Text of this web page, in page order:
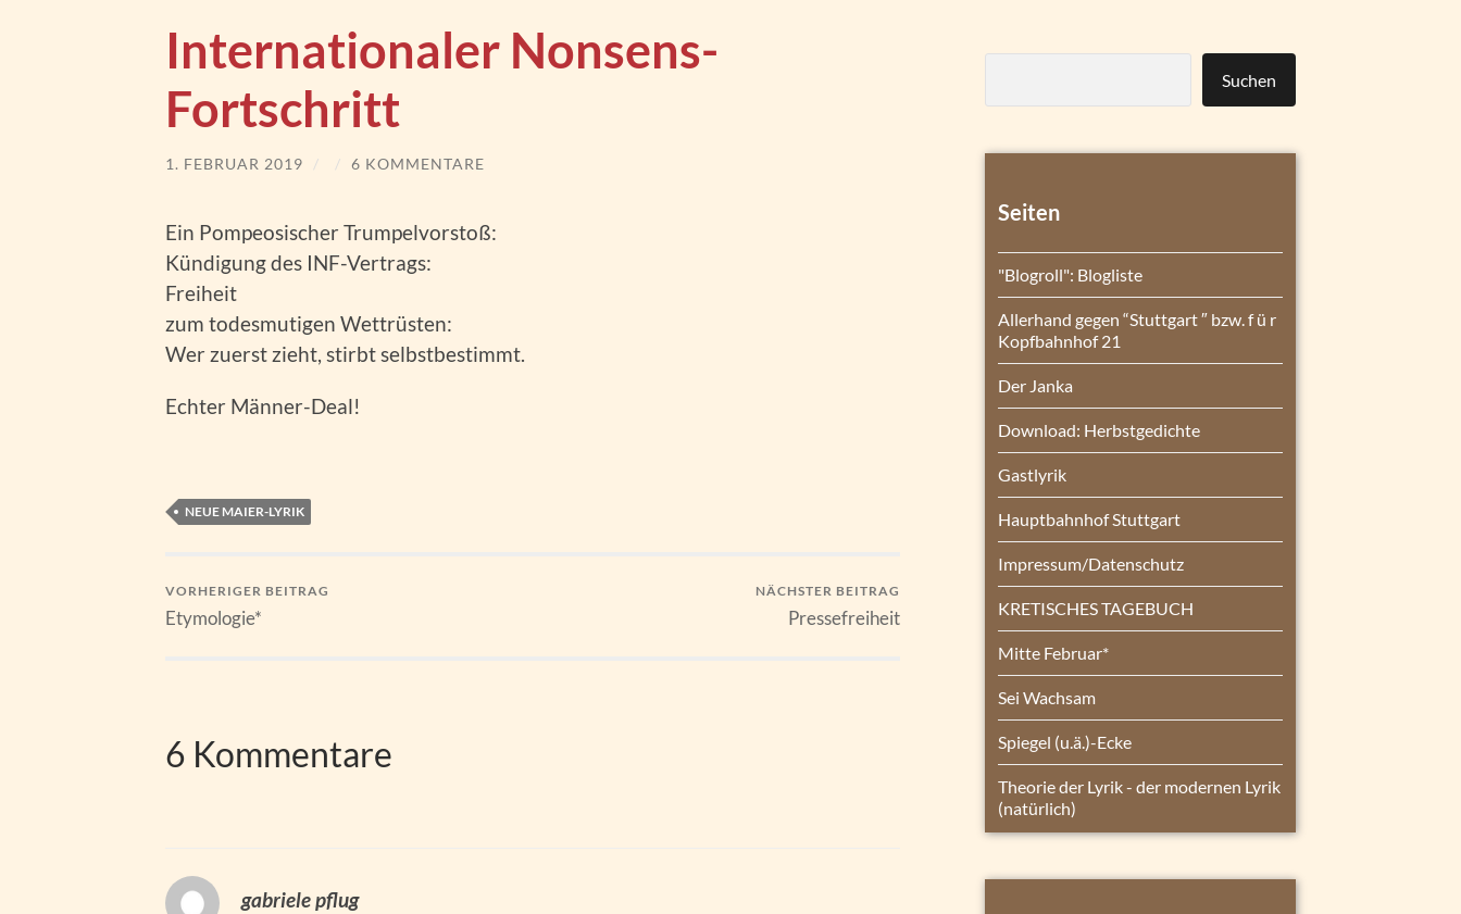
Internationaler Nonsens-
Fortschritt
1. FEBRUAR 2019 / / 6 KOMMENTARE
Ein Pompeosischer Trumpelvorstoß:
Kündigung des INF-Vertrags:
Freiheit
zum todesmutigen Wettrüsten:
Wer zuerst zieht, stirbt selbstbestimmt.
Echter Männer-Deal!
NEUE MAIER-LYRIK
VORHERIGER BEITRAG
Etymologie*
NÄCHSTER BEITRAG
Pressefreiheit
6 Kommentare
gabriele pflug
Suchen
Seiten
"Blogroll": Blogliste
Allerhand gegen “Stuttgart ″ bzw. f ü r
Kopfbahnhof 21
Der Janka
Download: Herbstgedichte
Gastlyrik
Hauptbahnhof Stuttgart
Impressum/Datenschutz
KRETISCHES TAGEBUCH
Mitte Februar*
Sei Wachsam
Spiegel (u.ä.)-Ecke
Theorie der Lyrik - der modernen Lyrik
(natürlich)